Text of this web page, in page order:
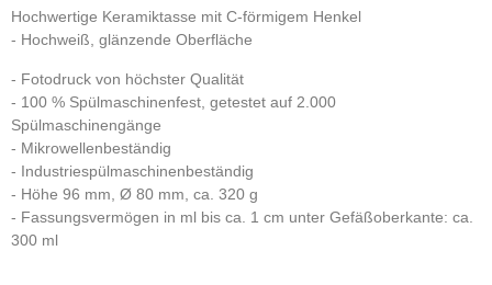
Hochwertige Keramiktasse mit C-förmigem Henkel
- Hochweiß, glänzende Oberfläche
- Fotodruck von höchster Qualität
- 100 % Spülmaschinenfest, getestet auf 2.000
Spülmaschinengänge
- Mikrowellenbeständig
- Industriespülmaschinenbeständig
- Höhe 96 mm, Ø 80 mm, ca. 320 g
- Fassungsvermögen in ml bis ca. 1 cm unter Gefäßoberkante: ca.
300 ml